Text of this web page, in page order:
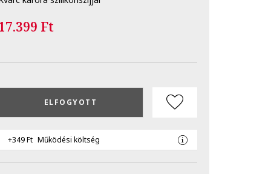
Ft
ELFOGYOTT
+349 Ft Működési költség